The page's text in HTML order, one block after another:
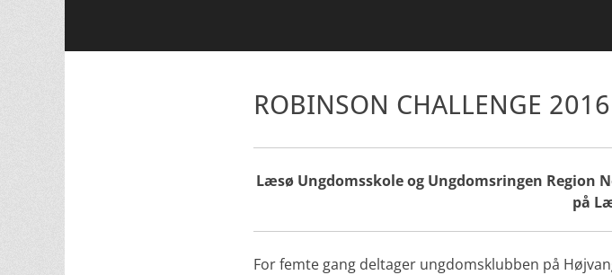
ROBINSON CHALLENGE 2016
Læsø Ungdomsskole og Ungdomsringen Region
på
For femte gang deltager ungdomsklubben på